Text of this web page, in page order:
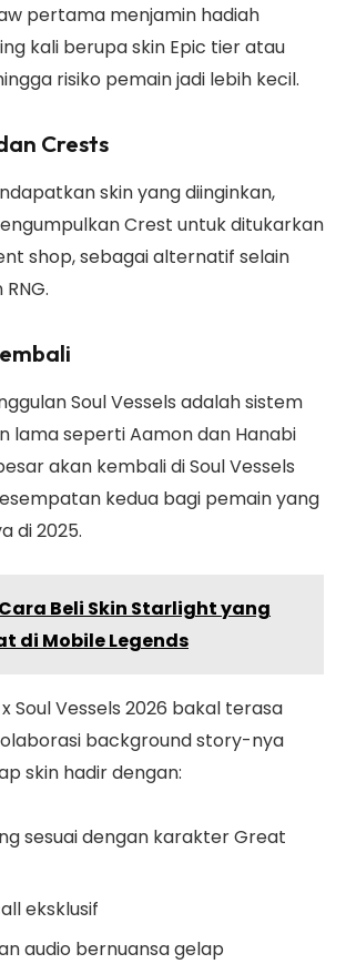
pertama menjamin hadiah
kali berupa skin Epic tier atau
risiko pemain jadi lebih kecil.
Crests
skin yang diinginkan,
Crest untuk ditukarkan
shop, sebagai alternatif selain
Soul Vessels adalah sistem
lama seperti Aamon dan Hanabi
akan kembali di Soul Vessels
kedua bagi pemain yang
di 2025.
Cara Beli Skin Starlight yang
di Mobile Legends
x Soul Vessels 2026 bakal terasa
background story-nya
skin hadir dengan:
sesuai dengan karakter Great
eksklusif
audio bernuansa gelap